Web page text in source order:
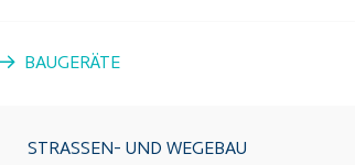
BAUGERÄTE
STRASSEN- UND WEGEBAU